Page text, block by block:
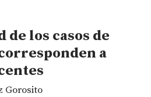
de los casos de
a
Gorosito